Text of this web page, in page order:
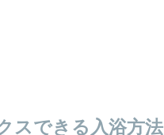
スできる入浴方法